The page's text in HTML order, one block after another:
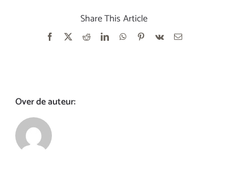
Share This Article
Facebook RedditLinkedInWhatsApp
Pinterest
Vk
E-
Over de auteur: